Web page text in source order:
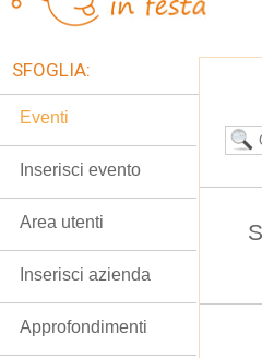
SFOGLIA:
Eventi
Inserisci evento
Area utenti
Inserisci azienda
Approfondimenti